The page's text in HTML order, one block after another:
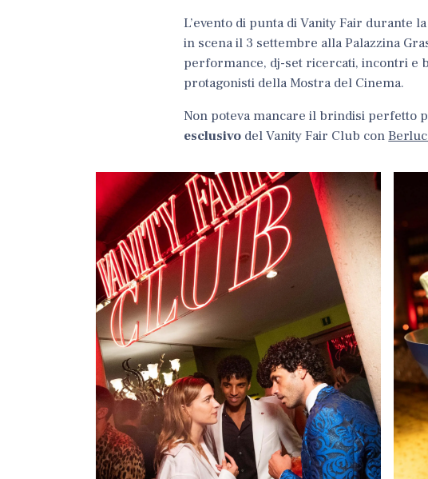
L’evento di punta di Vanity Fair durante
in scena il 3 settembre alla Palazzina
performance, dj-set ricercati, incontri e
protagonisti della Mostra del Cinema.
Non poteva mancare il brindisi perfetto
esclusivo del Vanity Fair Club con